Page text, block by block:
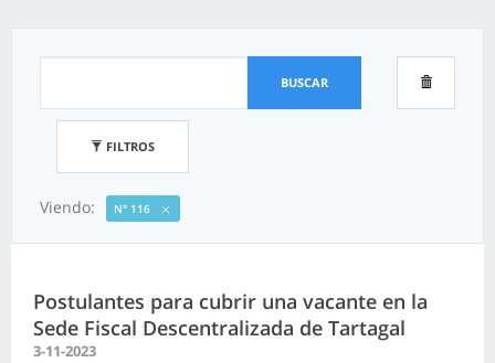
BUSCAR
FILTROS
Viendo: N° 116
Postulantes para cubrir una vacante en la
Sede Fiscal Descentralizada de Tartagal
3-11-2023